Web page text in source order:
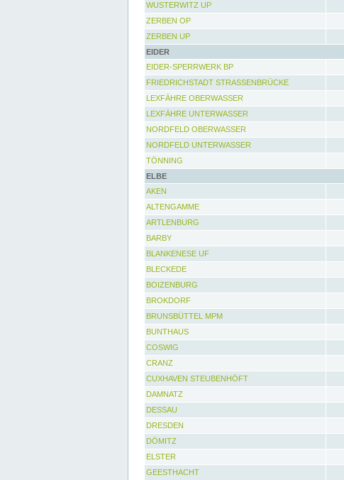
WUSTERWITZ UP
ZERBEN OP
ZERBEN UP
EIDER
EIDER-SPERRWERK BP
FRIEDRICHSTADT STRASSENBRÜCKE
LEXFÄHRE OBERWASSER
LEXFÄHRE UNTERWASSER
NORDFELD OBERWASSER
NORDFELD UNTERWASSER
TÖNNING
ELBE
AKEN
ALTENGAMME
ARTLENBURG
BARBY
BLANKENESE UF
BLECKEDE
BOIZENBURG
BROKDORF
BRUNSBÜTTEL MPM
BUNTHAUS
COSWIG
CRANZ
CUXHAVEN STEUBENHÖFT
DAMNATZ
DESSAU
DRESDEN
DÖMITZ
ELSTER
GEESTHACHT